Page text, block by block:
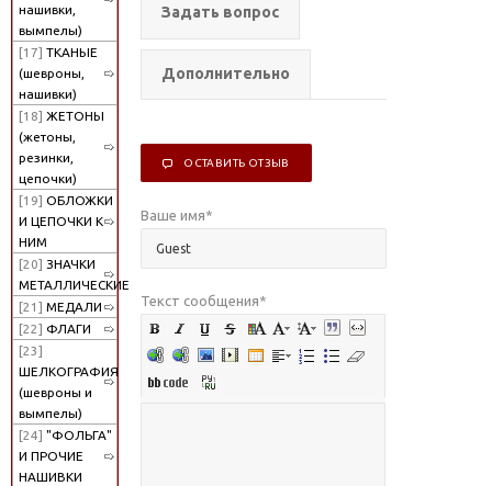
нашивки,
вымпелы)
[17] ТКАНЫЕ
(шевроны,
нашивки)
[18] ЖЕТОНЫ
(жетоны,
резинки,
цепочки)
[19] ОБЛОЖКИ
И ЦЕПОЧКИ К
НИМ
[20] ЗНАЧКИ
МЕТАЛЛИЧЕСКИЕ
[21] МЕДАЛИ
[22] ФЛАГИ
[23]
ШЕЛКОГРАФИЯ
(шевроны и
вымпелы)
[24] "ФОЛЬГА"
И ПРОЧИЕ
НАШИВКИ
Задать вопрос
Дополнительно
ОСТАВИТЬ ОТЗЫВ
Ваше имя*
Текст сообщения*